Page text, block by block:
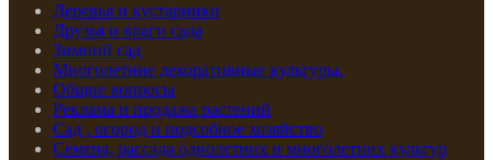
Деревья и кустарники
Друзья и враги сада
Зимний сад
Многолетние декоративные культуры.
Общие вопросы
Реклама и продажа растений
Сад , огород и подсобное хозяйство
Семена, рассада однолетних и многолетних культур